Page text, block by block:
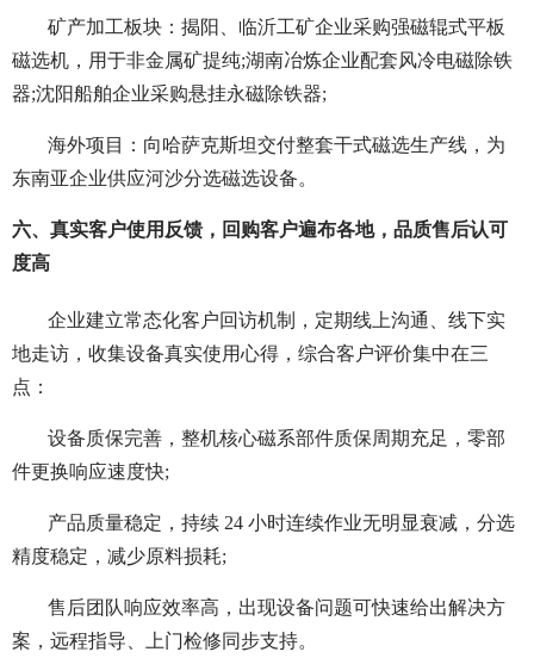
矿产加工板块：揭阳、临沂工矿企业采购强磁辊式平板
磁选机，用于非金属矿提纯;湖南冶炼企业配套风冷电磁除铁
器;沈阳船舶企业采购悬挂永磁除铁器;
海外项目：向哈萨克斯坦交付整套干式磁选生产线，为
东南亚企业供应河沙分选磁选设备。
六、真实客户使用反馈，回购客户遍布各地，品质售后认可
度高
企业建立常态化客户回访机制，定期线上沟通、线下实
地走访，收集设备真实使用心得，综合客户评价集中在三
点：
设备质保完善，整机核心磁系部件质保周期充足，零部
件更换响应速度快;
产品质量稳定，持续 24 小时连续作业无明显衰减，分选
精度稳定，减少原料损耗;
售后团队响应效率高，出现设备问题可快速给出解决方
案，远程指导、上门检修同步支持。